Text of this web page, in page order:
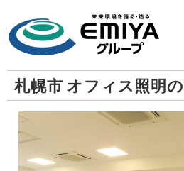
札幌市 オフィス照明